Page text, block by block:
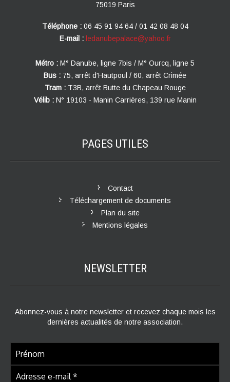
75019 Paris
Téléphone : 06 45 91 94 64 / 01 42 08 48 04
E-mail : ledanubepalace@yahoo.fr
Métro : M° Danube, ligne 7bis / M° Ourcq, ligne 5
Bus : 75, arrêt d'Hautpoul / 60, arrêt Crimée
Tram : T3B, arrêt Butte du Chapeau Rouge
Vélib : N° 19103 - Manin Carrières, 139 rue Manin
PAGES UTILES
Contact
Téléchargement de documents
Plan du site
Mentions légales
NEWSLETTER
Abonnez-vous à notre newsletter et recevez chaque mois les
dernières actualités de notre association.